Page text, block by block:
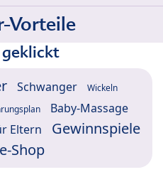
Vorteile
Schwanger Wickeln
Baby-Massage
Eltern
Gewinnspiele
Shop